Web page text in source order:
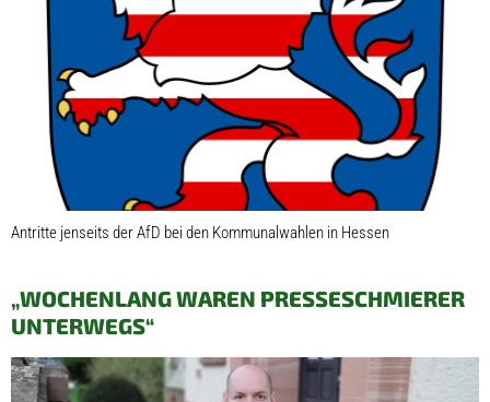
Antritte jenseits der AfD bei den Kommunalwahlen in Hessen
„WOCHENLANG WAREN PRESSESCHMIERER
UNTERWEGS“